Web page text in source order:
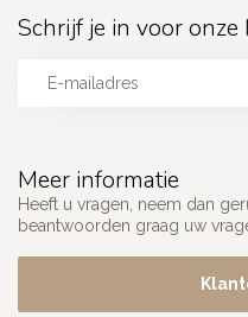
Meer informatie
Heeft u vragen, neem dan
beantwoorden graag uw
Schrijf je in voor